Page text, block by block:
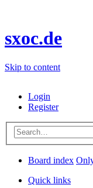
sxoc.de
Skip to content
Login
Register
Board index
Quick links